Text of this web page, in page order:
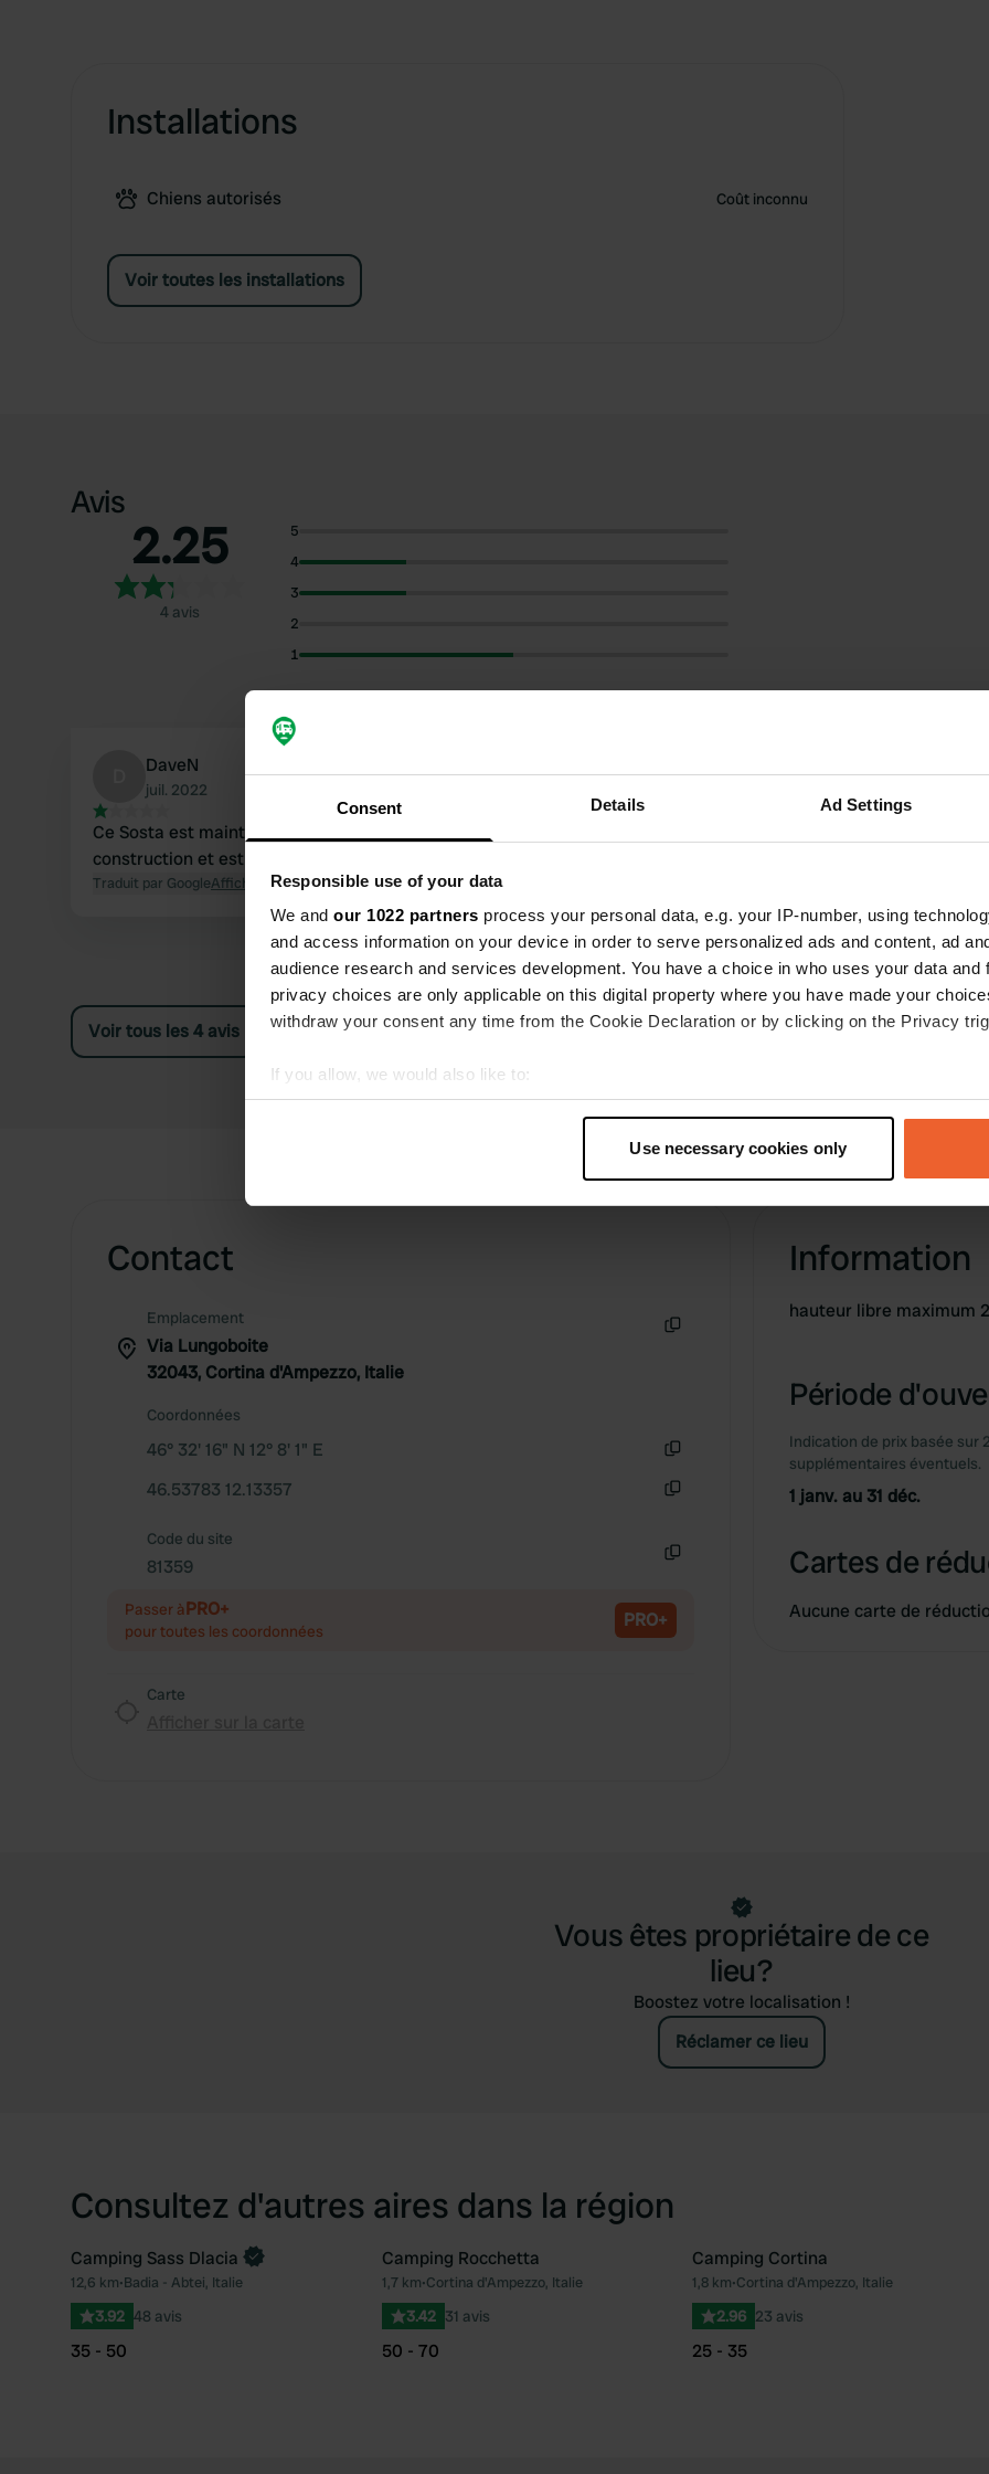
Consent Details Ad Settings
Responsible use of your data
We and our 1022 partners process your personal data, e.g. your IP-number, using
and access information on your device in order to serve personalized ads and content, ad
audience research and services development. You have a choice in who uses your data and
privacy choices are only applicable on this digital property where you have made your
withdraw your consent any time from the Cookie Declaration or by clicking on the Privacy
If you allow, we would also like to:
Collect information about your geographical location which can be accurate to within
Find out more about how your personal data is processed and set your preferences in the
information about your use of our site with our social media, advertising and analytics
other information that you’ve provided to them or that they’ve collected from your use of their
Use necessary cookies only
Installations
Chiens autorisés Coût inconnu
Voir toutes les installations
Avis
2.25
4 avis
5
4
3
2
1
DaveN
juil. 2022
Ce Sosta est maintenant un chantier de
construction et est fermé aux camping-cars.
Traduit par GoogleAfficher l'original
F
Voir tous les 4 avis
Contact
Emplacement
Via Lungoboite
32043, Cortina d'Ampezzo, Italie
Coordonnées
46° 32' 16" N 12° 8' 1" E
46.53783 12.13357
Code du site
81359
Passer àPRO+
pour toutes les coordonnées PRO+
Carte
Information
hauteur libre maximum
Période
Indication de prix basée sur
supplémentaires éventuels.
1 janv. au 31 déc.
Cartes de
Aucune carte de
Vous êtes propriétaire de ce
lieu?
Boostez votre localisation !
Réclamer ce lieu
Consultez d'autres aires dans la région
Préféré
Reserve maintenant
Camping Sass Dlacia
12,6 km•Badia - Abtei, Italie
3.92 48 avis
35 - 50
Préféré
Camping Rocchetta
1,7 km•Cortina d'Ampezzo, Italie
3.42 31 avis
50 - 70
Camping Cortina
1,8 km•Cortina d'Ampezzo, Italie
2.96 23 avis
25 - 35